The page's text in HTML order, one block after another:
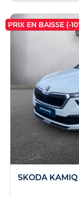
PRIX EN BAISSE (-
SKODA KAMIQ